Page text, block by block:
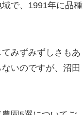
で、1991年に品種
みずみずしさもあ
いのですが、沼田